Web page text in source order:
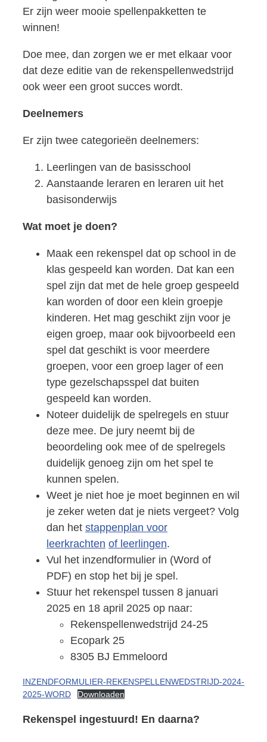
Er zijn weer mooie spellenpakketten te
winnen!
Doe mee, dan zorgen we er met elkaar voor
dat deze editie van de rekenspellenwedstrijd
ook weer een groot succes wordt.
Deelnemers
Er zijn twee categorieën deelnemers:
Leerlingen van de basisschool
Aanstaande leraren en leraren uit het
basisonderwijs
Wat moet je doen?
Maak een rekenspel dat op school in de
klas gespeeld kan worden. Dat kan een
spel zijn dat met de hele groep gespeeld
kan worden of door een klein groepje
kinderen. Het mag geschikt zijn voor je
eigen groep, maar ook bijvoorbeeld een
spel dat geschikt is voor meerdere
groepen, voor een groep lager of een
type gezelschapsspel dat buiten
gespeeld kan worden.
Noteer duidelijk de spelregels en stuur
deze mee. De jury neemt bij de
beoordeling ook mee of de spelregels
duidelijk genoeg zijn om het spel te
kunnen spelen.
Weet je niet hoe je moet beginnen en wil
je zeker weten dat je niets vergeet? Volg
dan het stappenplan voor
leerkrachten of leerlingen.
Vul het inzendformulier in (Word of
PDF) en stop het bij je spel.
Stuur het rekenspel tussen 8 januari
2025 en 18 april 2025 op naar:
Rekenspellenwedstrijd 24-25
Ecopark 25
8305 BJ Emmeloord
INZENDFORMULIER-REKENSPELLENWEDSTRIJD-2024-
2025-WORD
Downloaden
Rekenspel ingestuurd! En daarna?